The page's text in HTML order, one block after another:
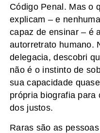
Código Penal. Mas o
explicam – e
capaz de ensinar – é
autorretrato humano.
delegacia, descobri
não é o instinto de
sua capacidade
própria biografia para
dos justos.
Raras são as